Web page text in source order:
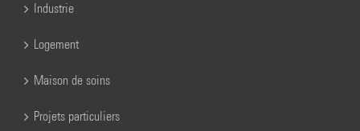
Industrie
Logement
Maison de soins
Projets particuliers